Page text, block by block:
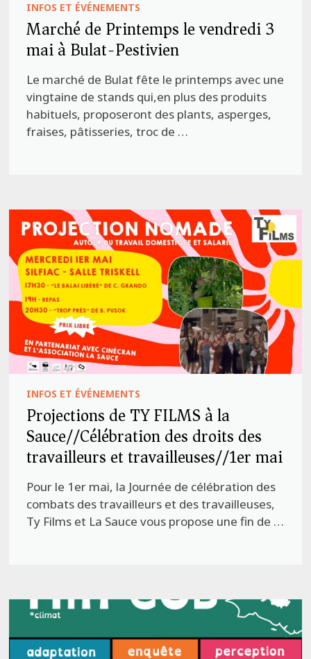
INFOS ET ÉVÉNEMENTS
Marché de Printemps le vendredi 3
mai à Bulat-Pestivien
Le marché de Bulat fête le printemps avec une
vingtaine de stands qui,en plus des produits
habituels, proposeront des plants, asperges,
fraises, pâtisseries, troc de …
INFOS ET ÉVÉNEMENTS
Projections de TY FILMS à la
Sauce//Célébration des droits des
travailleurs et travailleuses//1er mai
Pour le 1er mai, la Journée de célébration des
combats des travailleurs et des travailleuses,
Ty Films et La Sauce vous propose une fin de …